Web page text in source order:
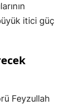
itici güç
Feyzullah